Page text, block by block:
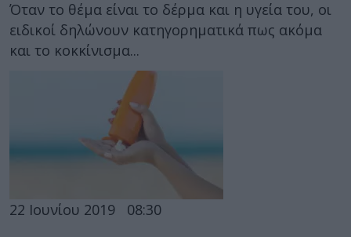
Όταν το θέμα είναι το δέρμα και η υγεία του, οι
ειδικοί δηλώνουν κατηγορηματικά πως ακόμα
και το κοκκίνισμα...
22 Ιουνίου 2019 08:30